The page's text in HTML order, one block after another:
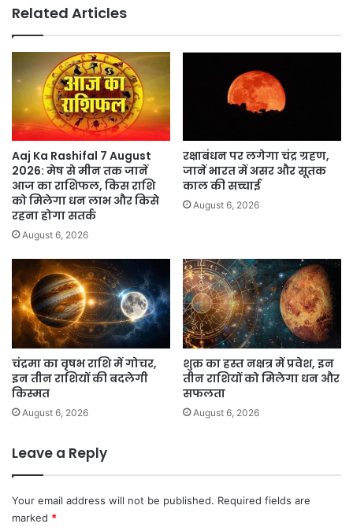
कहा-
माइलेज
हुआ
Related Articles
Aaj Ka Rashifal 7 August
2026: मेष से मीन तक जानें
आज का राशिफल, किस राशि
को मिलेगा धन लाभ और किसे
रहना होगा सतर्क
August 6, 2026
रक्षाबंधन पर लगेगा चंद्र ग्रहण,
जानें भारत में असर और सूतक
काल की सच्चाई
August 6, 2026
चंद्रमा का वृषभ राशि में गोचर,
इन तीन राशियों की बदलेगी
किस्मत
August 6, 2026
शुक्र का हस्त नक्षत्र में प्रवेश, इन
तीन राशियों को मिलेगा धन और
सफलता
August 6, 2026
Leave a Reply
Your email address will not be published. Required fields are
marked *